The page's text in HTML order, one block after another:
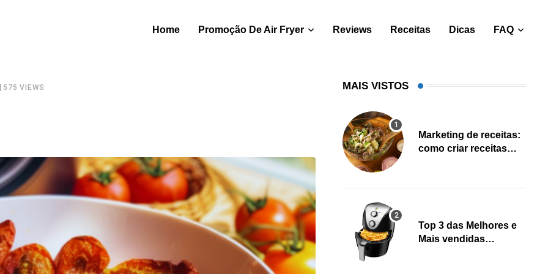
Home Promoção De Air Fryer Reviews Receitas Dicas FAQ
575 VIEWS MAIS VISTOS
Marketing de receitas:
como criar receitas
Top 3 das Melhores e
Mais vendidas